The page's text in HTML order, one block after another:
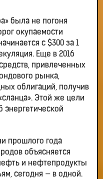
была не погоня
окупаемости
с $300 за 1
Еще в 2016
привлеченных
рынка,
облигаций, получив
Этой же цели
энергетической
прошлого года
объясняется
и нефтепродукты
сегодня — в одной.